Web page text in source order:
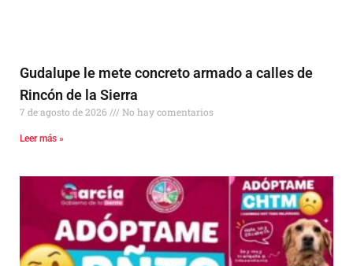
Gudalupe le mete concreto armado a calles de
Rincón de la Sierra
7 de agosto de 2026 No hay comentarios
Leer más »